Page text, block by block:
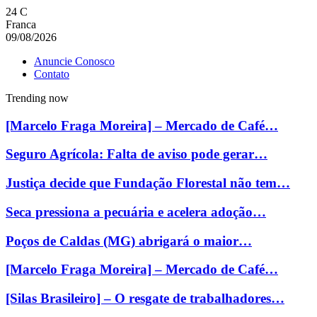
24 C
Franca
09/08/2026
Anuncie Conosco
Contato
Trending now
[Marcelo Fraga Moreira] – Mercado de Café…
Seguro Agrícola: Falta de aviso pode gerar…
Justiça decide que Fundação Florestal não tem…
Seca pressiona a pecuária e acelera adoção…
Poços de Caldas (MG) abrigará o maior…
[Marcelo Fraga Moreira] – Mercado de Café…
[Silas Brasileiro] – O resgate de trabalhadores…